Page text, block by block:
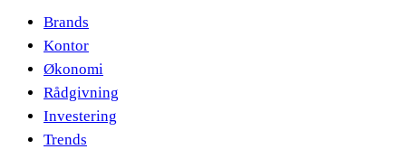
Brands
Kontor
Økonomi
Rådgivning
Investering
Trends